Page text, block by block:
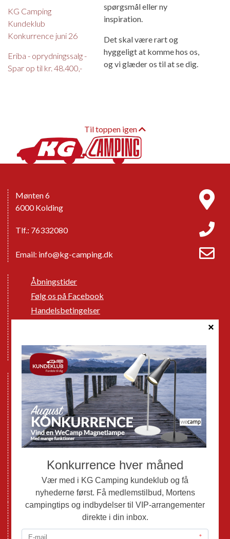
KG Camping
Kundeklub
Konkurrence juni 26
Eriba - oprydningssalg -
Spar op til kr. 48.400,-
spørgsmål eller ny
inspiration.
Det skal være rart og
hyggeligt at komme hos os,
og vi glæder os til at se dig.
Til toppen igen
Mønten 6
6000 Kolding
Tlf.: 76332080
Email: info@kg-camping.dk
Åbningstider
Følg os på Facebook
Handelsbetingelser
GPDR - Optagelse af foto og video
Nye Campingvogne
Nye Autocampere og Vans
Brugte Campingvogne
Brugte Autocampere og Vans
Webshop
Mortens Campingtips
KG Camping Kundeklub
Nyheder
Adria